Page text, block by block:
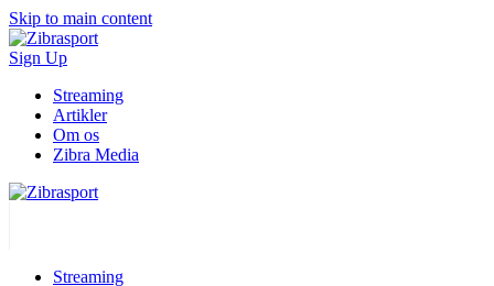
Skip to main content
Sign Up
Streaming
Artikler
Om os
Zibra Media
Streaming